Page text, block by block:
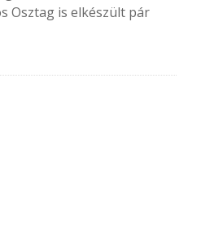
Osztag is elkészült pár